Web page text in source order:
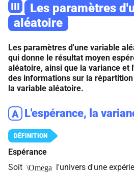
III
Les paramètres
aléatoire
Les paramètres d'une variable
qui donne le résultat moyen
aléatoire, ainsi que la variance et
des informations sur la
la variable aléatoire.
A L'espérance, la
Espérance
Soit \Omega
l'univers d'une